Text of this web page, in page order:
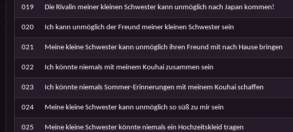
019 Die Rivalin meiner kleinen Schwester kann unmöglich nach Japan kommen!
020 Ich kann unmöglich der Freund meiner kleinen Schwester sein
021 Meine kleine Schwester kann unmöglich ihren Freund mit nach Hause bringen
022 Ich könnte niemals mit meinem Kouhai zusammen sein
023 Ich könnte niemals Sommer-Erinnerungen mit meinem Kouhai schaffen
024 Meine kleine Schwester kann unmöglich so süß zu mir sein
025 Meine kleine Schwester könnte niemals ein Hochzeitskleid tragen